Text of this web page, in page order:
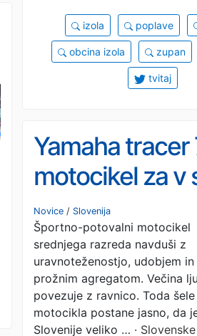
izola poplave
obcina izola zupan
tvitaj
Yamaha tracer
motocikel za v
vikend in dolga
potovanja
Novice / Slovenija
Športno-potovalni motocikel
srednjega razreda navduši z
uravnoteženostjo, udobjem in
prožnim agregatom. Večina
povezuje z ravnico. Toda
motocikla postane jasno, da
Slovenije veliko … ·